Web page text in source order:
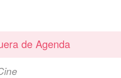
de Agenda